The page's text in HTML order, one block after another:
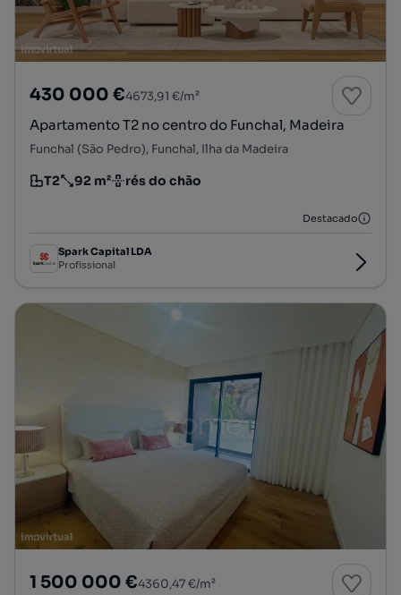
430 000 €4673,91 €/m²
Apartamento T2 no centro do Funchal, Madeira
Funchal (São Pedro), Funchal, Ilha da Madeira
Tipologia
T2
Preço por metro quadrado
92 m²
Andar rés do chão
Destacado
Spark Capital LDA
Profissional
1 500 000 €4360,47 €/m²